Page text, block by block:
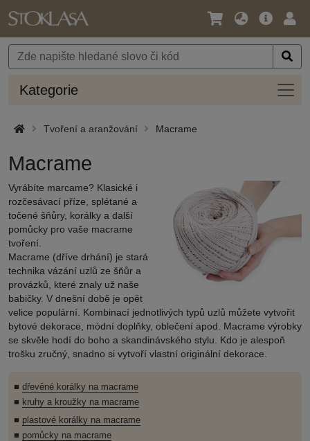
Jazyk
Měna
Hlavní
Kategorie
Tvoření a aranžování Macrame
Macrame
Vyrábíte marcame? Klasické i
rozčesávací příze, splétané a
točené šňůry, korálky a další
pomůcky pro vaše macrame
tvoření.
Macrame (dříve drhání) je stará
technika vázání uzlů ze šňůr a
provázků, které znaly už naše
babičky. V dnešní době je opět
velice populární. Kombinací jednotlivých typů uzlů můžete vytvořit
bytové dekorace, módní doplňky, oblečení apod. Macrame výrobky
se skvěle hodí do boho a skandinávského stylu. Kdo je alespoň
trošku zručný, snadno si vytvoří vlastní originální dekorace.
■ dřevěné korálky na macrame
■ kruhy a kroužky na macrame
■ plastové korálky na macrame
■ pomůcky na macrame